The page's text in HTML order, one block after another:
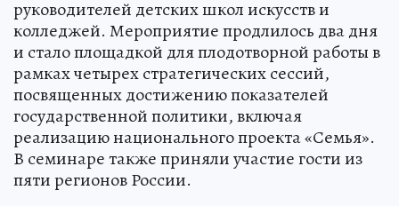
руководителей детских школ искусств и
колледжей. Мероприятие продлилось два дня
и стало площадкой для плодотворной работы в
рамках четырех стратегических сессий,
посвященных достижению показателей
государственной политики, включая
реализацию национального проекта «Семья».
В семинаре также приняли участие гости из
пяти регионов России.